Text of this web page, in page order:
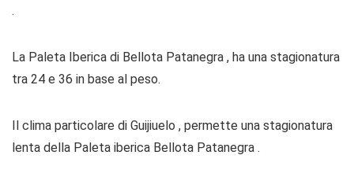
.
La Paleta Iberica di Bellota Patanegra , ha una stagionatura
tra 24 e 36 in base al peso.
Il clima particolare di Guijiuelo , permette una stagionatura
lenta della Paleta iberica Bellota Patanegra .